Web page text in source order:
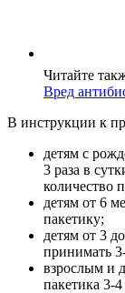
Читайте
Вред
В инструкции к
детям с
3 раза в
количество
детям от 6
пакетику;
детям от 3
принимать
взрослым и
пакетика 3-4